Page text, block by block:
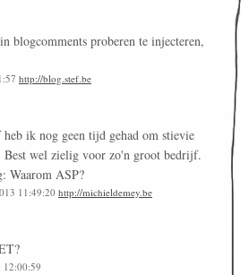
blogcomments proberen te injecteren,
http://blog.stef.be
ik nog geen tijd gehad om stievie
Best wel zielig voor zo'n groot bedrijf.
Waarom ASP?
11:49:20http://michieldemey.be
12:00:59